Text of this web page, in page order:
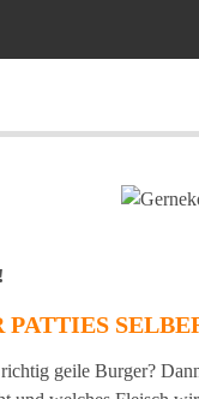
PATTIES
geile Burger?